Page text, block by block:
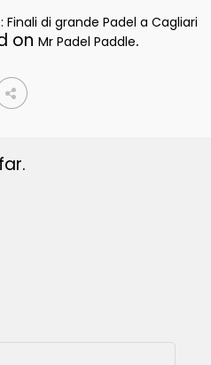
Finali di grande Padel a Cagliari
on Mr Padel Paddle.